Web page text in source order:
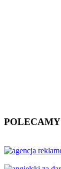
POLECAMY